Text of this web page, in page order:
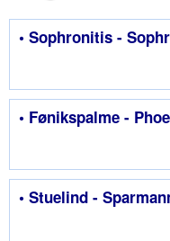
• Sophronitis -
• Fønikspalme -
• Stuelind -